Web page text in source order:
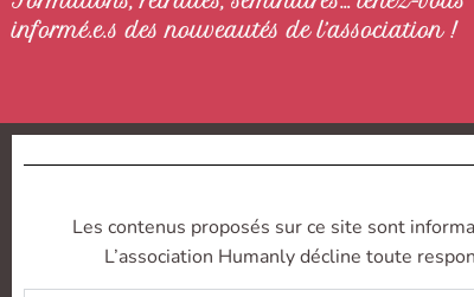
informé.e.s des nouveautés de l’association !
Les contenus proposés sur ce site sont
L’association Humanly décline toute